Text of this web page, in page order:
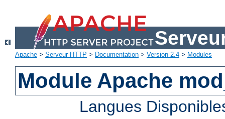
Apache > Serveur HTTP > Documentation > Version 2.4 > Modules
Module Apache
Langues